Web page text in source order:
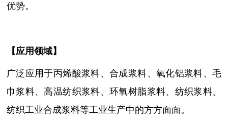
优势。
【应用领域】
广泛应用于丙烯酸浆料、合成浆料、 氧化铝浆料、毛
巾浆料、高温纺织浆料、环氧树脂浆料、纺织浆料、
纺织工业合成浆料等工业生产中的方方面面。